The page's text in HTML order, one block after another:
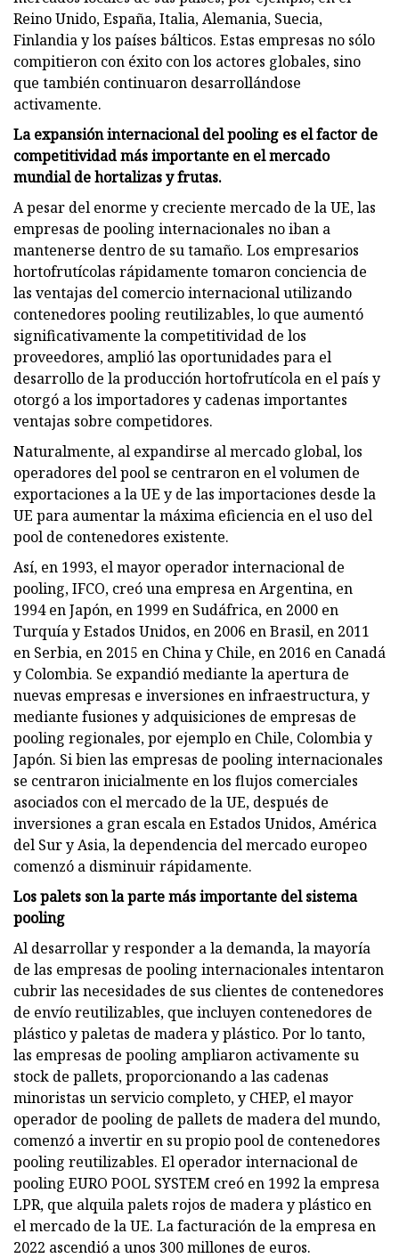
Reino Unido, España, Italia, Alemania, Suecia,
Finlandia y los países bálticos. Estas empresas no sólo
compitieron con éxito con los actores globales, sino
que también continuaron desarrollándose
activamente.
La expansión internacional del pooling es el factor de
competitividad más importante en el mercado
mundial de hortalizas y frutas.
A pesar del enorme y creciente mercado de la UE, las
empresas de pooling internacionales no iban a
mantenerse dentro de su tamaño. Los empresarios
hortofrutícolas rápidamente tomaron conciencia de
las ventajas del comercio internacional utilizando
contenedores pooling reutilizables, lo que aumentó
significativamente la competitividad de los
proveedores, amplió las oportunidades para el
desarrollo de la producción hortofrutícola en el país y
otorgó a los importadores y cadenas importantes
ventajas sobre competidores.
Naturalmente, al expandirse al mercado global, los
operadores del pool se centraron en el volumen de
exportaciones a la UE y de las importaciones desde la
UE para aumentar la máxima eficiencia en el uso del
pool de contenedores existente.
Así, en 1993, el mayor operador internacional de
pooling, IFCO, creó una empresa en Argentina, en
1994 en Japón, en 1999 en Sudáfrica, en 2000 en
Turquía y Estados Unidos, en 2006 en Brasil, en 2011
en Serbia, en 2015 en China y Chile, en 2016 en Canadá
y Colombia. Se expandió mediante la apertura de
nuevas empresas e inversiones en infraestructura, y
mediante fusiones y adquisiciones de empresas de
pooling regionales, por ejemplo en Chile, Colombia y
Japón. Si bien las empresas de pooling internacionales
se centraron inicialmente en los flujos comerciales
asociados con el mercado de la UE, después de
inversiones a gran escala en Estados Unidos, América
del Sur y Asia, la dependencia del mercado europeo
comenzó a disminuir rápidamente.
Los palets son la parte más importante del sistema
pooling
Al desarrollar y responder a la demanda, la mayoría
de las empresas de pooling internacionales intentaron
cubrir las necesidades de sus clientes de contenedores
de envío reutilizables, que incluyen contenedores de
plástico y paletas de madera y plástico. Por lo tanto,
las empresas de pooling ampliaron activamente su
stock de pallets, proporcionando a las cadenas
minoristas un servicio completo, y CHEP, el mayor
operador de pooling de pallets de madera del mundo,
comenzó a invertir en su propio pool de contenedores
pooling reutilizables. El operador internacional de
pooling EURO POOL SYSTEM creó en 1992 la empresa
LPR, que alquila palets rojos de madera y plástico en
el mercado de la UE. La facturación de la empresa en
2022 ascendió a unos 300 millones de euros.